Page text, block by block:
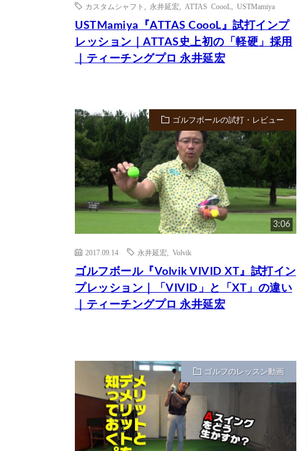
カスタムシャフト
永井延宏 ATTAS CoooL USTMamiya
USTMamiya『ATTAS CoooL』試打インプ
レッション｜ATTAS史上初の「軽硬」採用
｜ティーチングプロ 永井延宏
ゴルフボールの試打・レビュー
3:06
2017.09.14 永井延宏 Volvik
ゴルフボール『Volvik VIVID XT』試打イン
プレッション｜「VIVID」と「XT」の違い
｜ティーチングプロ 永井延宏
ゴルフのレッスン動画